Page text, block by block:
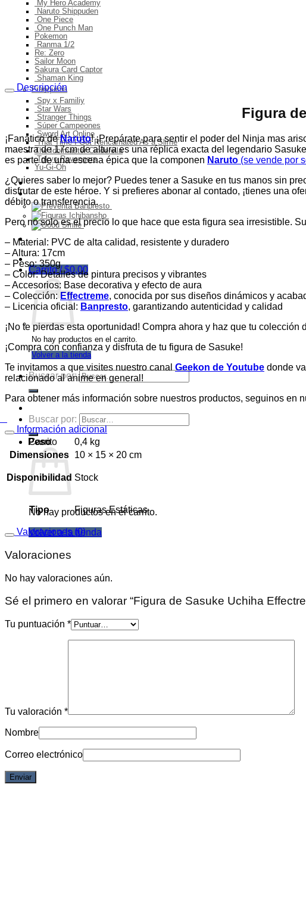
My Hero Academy
Naruto Shippuden
One Piece
One Punch Man
Pokemon
Ranma 1/2
Re: Zero
Sailor Moon
Sakura Card Captor
Shaman King
Franquicia
Spy x Familiy
Star Wars
Stranger Things
Súper Campeones
Sword Art Online
That Time I Got Rencarnated As a Slime
The Idolmaster Cinderella
Tokyo Revengers
Yu-Gi-Oh
Ingresos del mes
Preventa
Ofertas
Carrito /$0,00
No hay productos en el carrito.
Volver a la tienda
Buscar por:
Buscar por:
Carrito
No hay productos en el carrito.
Volver a la tienda
Descripción
Figura
¡Fanático deNaruto! ¡Prepárate para sentir el poder del Ninja mas
maestra de 17cm de altura es una réplica exacta del legendario
es parte de una escena épica que la componen Naruto (se vende por
¿Quieres saber lo mejor? Puedes tener a Sasuke en tus manos sin
disfrutar de este héroe. Y si prefieres abonar al contado, ¡tienes una
débito o transferencia.
Pero no solo es el precio lo que hace que esta figura sea irresistible.
– Material: PVC de alta calidad, resistente y duradero
– Altura: 17cm
– Peso: 350g
– Color: Detalles de pintura precisos y vibrantes
– Accesorios: Base decorativa y efecto de aura
– Colección: Effectreme, conocida por sus diseños dinámicos y
– Licencia oficial: Banpresto, garantizando autenticidad y calidad
¡No te pierdas esta oportunidad! Compra ahora y haz que tu colección
¡Compra con confianza y disfruta de tu figura de Sasuke!
Te invitamos a que visites nuestro canal Geekon de Youtube donde
relacionado al anime en general!
Para obtener más información sobre nuestros productos, seguinos en
Información adicional
Peso
0,4 kg
Dimensiones 10 × 15 × 20 cm
Disponibilidad Stock
Tipo Figuras Estáticas
Valoraciones (0)
Valoraciones
No hay valoraciones aún.
Sé el primero en valorar “Figura de Sasuke Uchiha
Tu puntuación *
Tu valoración *
Nombre
Correo electrónico